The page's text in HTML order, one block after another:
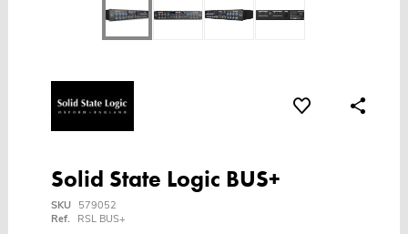
Solid State Logic BUS+
SKU
579052
Ref.
RSL BUS+